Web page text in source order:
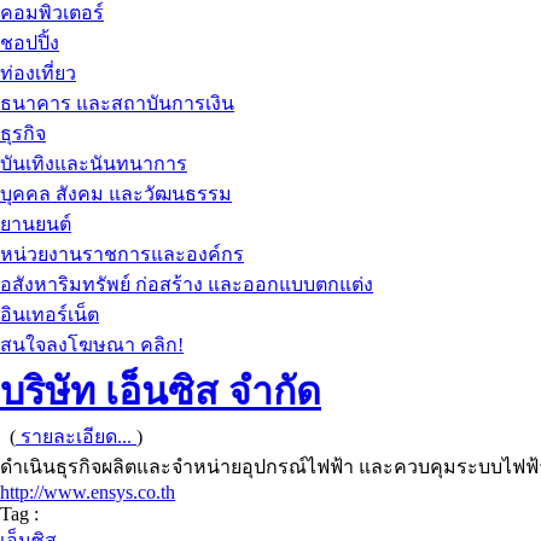
คอมพิวเตอร์
ชอปปิ้ง
ท่องเที่ยว
ธนาคาร และสถาบันการเงิน
ธุรกิจ
บันเทิงและนันทนาการ
บุคคล สังคม และวัฒนธรรม
ยานยนต์
หน่วยงานราชการและองค์กร
อสังหาริมทรัพย์ ก่อสร้าง และออกแบบตกแต่ง
อินเทอร์เน็ต
สนใจลงโฆษณา คลิก!
บริษัท เอ็นซิส จำกัด
( รายละเอียด... )
ดำเนินธุรกิจผลิตและจำหน่ายอุปกรณ์ไฟฟ้า และควบคุมระบบไฟ
http://www.ensys.co.th
Tag :